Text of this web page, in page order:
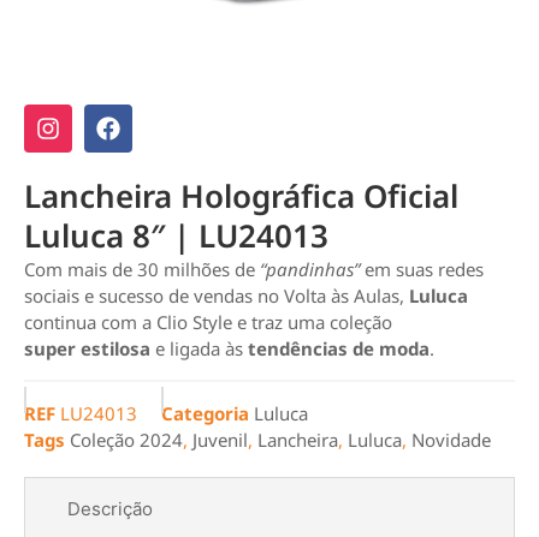
Lancheira Holográfica Oficial
Luluca 8″ | LU24013
Com mais de 30 milhões de “pandinhas”em suas redes
sociais e sucesso de vendas no Volta às Aulas, Luluca
continua com a Clio Style e traz uma coleção
super estilosa e ligada às tendências de moda.
REF LU24013 Categoria Luluca
Tags Coleção 2024, Juvenil, Lancheira, Luluca, Novidade
Descrição